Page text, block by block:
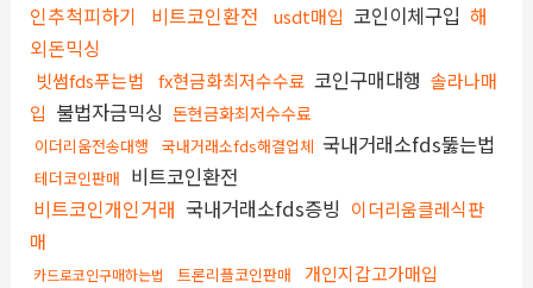
인추척피하기
비트코인환전 usdt매입 코인이체구입 해
외돈믹싱
빗썸fds푸는법 fx현금화최저수수료 코인구매대행 솔라나매
입 불법자금믹싱 돈현금화최저수수료
이더리움전송대행 국내거래소fds해결업체 국내거래소fds뚫는법
테더코인판매 비트코인환전
비트코인개인거래 국내거래소fds증빙 이더리움클레식판
매
카드로코인구매하는법 트론리플코인판매 개인지갑고가매입